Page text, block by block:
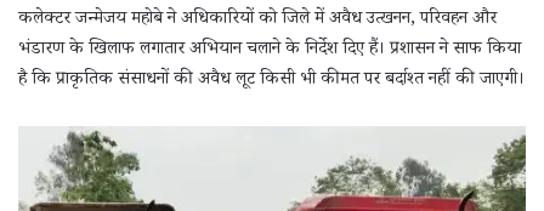
कलेक्टर जन्मेजय महोबे ने अधिकारियों को जिले में अवैध उत्खनन, परिवहन और
भंडारण के खिलाफ लगातार अभियान चलाने के निर्देश दिए हैं। प्रशासन ने साफ किया
है कि प्राकृतिक संसाधनों की अवैध लूट किसी भी कीमत पर बर्दाश्त नहीं की जाएगी।